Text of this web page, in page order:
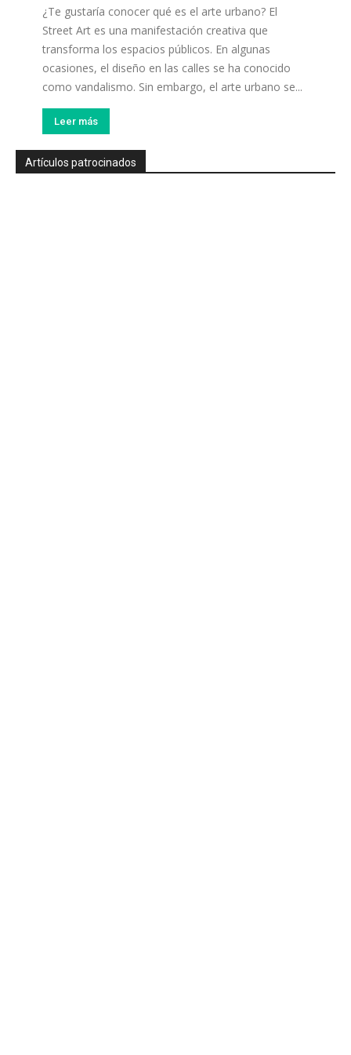
¿Te gustaría conocer qué es el arte urbano? El
Street Art es una manifestación creativa que
transforma los espacios públicos. En algunas
ocasiones, el diseño en las calles se ha conocido
como vandalismo. Sin embargo, el arte urbano se...
Leer más
Artículos patrocinados